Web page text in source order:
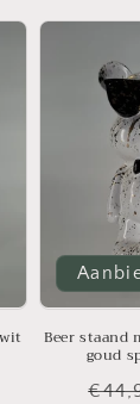
Beer staand
goud